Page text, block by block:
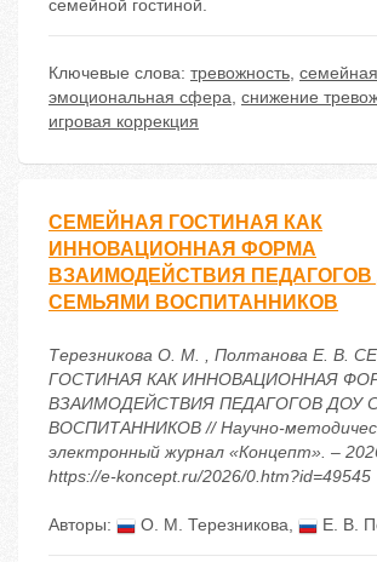
семейной гостиной.
Ключевые слова: тревожность,
эмоциональная сфера, снижение
игровая коррекция
СЕМЕЙНАЯ ГОСТИНАЯ КАК
ИННОВАЦИОННАЯ ФОРМА
ВЗАИМОДЕЙСТВИЯ ПЕДАГОГОВ
СЕМЬЯМИ ВОСПИТАННИКОВ
Терезникова О. М. , Полтанова Е. В.
ГОСТИНАЯ КАК ИННОВАЦИОННАЯ
ВЗАИМОДЕЙСТВИЯ ПЕДАГОГОВ ДОУ
ВОСПИТАННИКОВ // Научно-
электронный журнал «Концепт». –
https://e-koncept.ru/2026/0.htm?id=49545
Авторы: О. М. Терезникова, Е. В.